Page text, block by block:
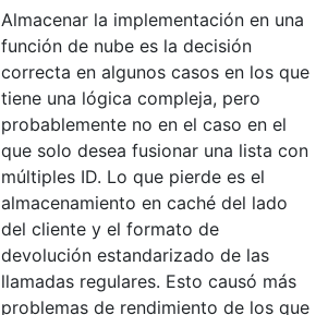
Almacenar la implementación en una
función de nube es la decisión
correcta en algunos casos en los que
tiene una lógica compleja, pero
probablemente no en el caso en el
que solo desea fusionar una lista con
múltiples ID. Lo que pierde es el
almacenamiento en caché del lado
del cliente y el formato de
devolución estandarizado de las
llamadas regulares. Esto causó más
problemas de rendimiento de los que